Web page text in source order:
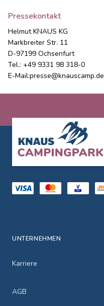
Pressekontakt
Helmut KNAUS KG
Markbreiter Str. 11
D-97199 Ochsenfurt
Tel.: +49 9331 98 318-0
E-Mail:presse@knauscamp.de
UNTERNEHMEN
Karriere
AGB